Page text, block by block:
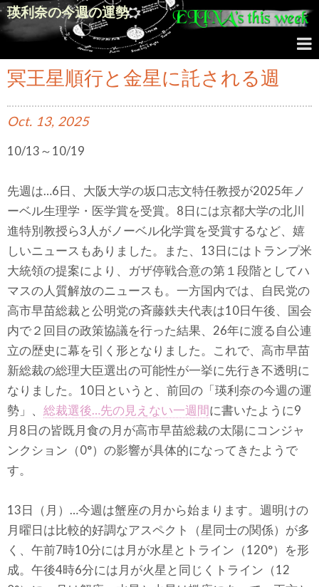
瑛利奈の今週の運勢
冥王星順行と金星に託される週
Oct. 13, 2025
10/13～10/19
先週は…6日、大阪大学の坂口志文特任教授が2025年ノ
ーベル生理学・医学賞を受賞。8日には京都大学の北川
進特別教授ら3人がノーベル化学賞を受賞するなど、嬉
しいニュースもありました。また、13日にはトランプ米
大統領の提案により、ガザ停戦合意の第１段階としてハ
マスの人質解放のニュースも。一方国内では、自民党の
高市早苗総裁と公明党の斉藤鉄夫代表は10日午後、国会
内で２回目の政策協議を行った結果、26年に渡る自公連
立の歴史に幕を引く形となりました。これで、高市早苗
新総裁の総理大臣選出の可能性が一挙に先行き不透明に
なりました。10日というと、前回の「瑛利奈の今週の運
勢」、 総裁選後…先の見えない一週間に書いたように9
月8日の皆既月食の月が高市早苗総裁の太陽にコンジャ
ンクション（0°）の影響が具体的になってきたようで
す。
13日（月）…今週は蟹座の月から始まります。週明けの
月曜日は比較的好調なアスペクト（星同士の関係）が多
く、午前7時10分には月が水星とトライン（120°）を形
成。午後4時6分には月が火星と同じくトライン（12